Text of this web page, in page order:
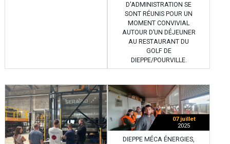
D'ADMINISTRATION SE
SONT RÉUNIS POUR UN
MOMENT CONVIVIAL
AUTOUR D’UN DÉJEUNER
AU RESTAURANT DU
GOLF DE
DIEPPE/POURVILLE.
07 juillet
2025
DIEPPE MÉCA ÉNERGIES,